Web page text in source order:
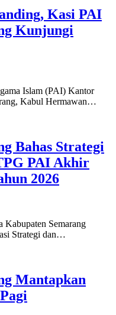
Kasi PAI
Kunjungi
Islam (PAI) Kantor
Kabul Hermawan…
Bahas Strategi
PAI Akhir
2026
Kabupaten Semarang
Strategi dan…
Mantapkan